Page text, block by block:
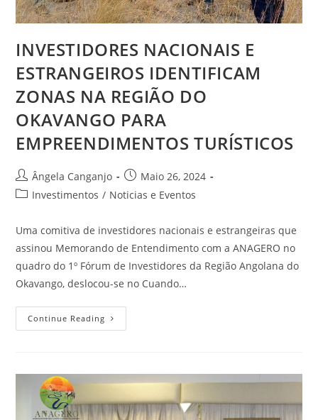
INVESTIDORES NACIONAIS E
ESTRANGEIROS IDENTIFICAM
ZONAS NA REGIÃO DO
OKAVANGO PARA
EMPREENDIMENTOS TURÍSTICOS
Ângela Canganjo
Maio 26, 2024
Investimentos / Noticias e Eventos
Uma comitiva de investidores nacionais e estrangeiras que
assinou Memorando de Entendimento com a ANAGERO no
quadro do 1º Fórum de Investidores da Região Angolana do
Okavango, deslocou-se no Cuando…
Continue Reading